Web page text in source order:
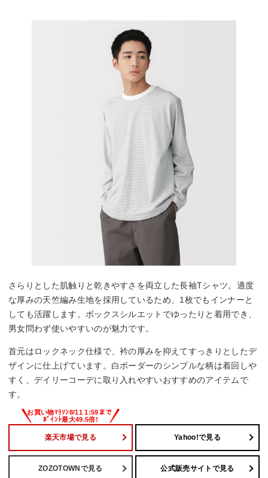
さらりとした肌触りと乾きやすさを両立した長袖Tシャツ。適度
な厚みの天竺編み生地を採用しているため、1枚でもインナーと
しても活躍します。ボックスシルエットでゆったりと着用でき、
男女問わず使いやすいのが魅力です。
首元はロックネック仕様で、衿の厚みを抑えてすっきりとしたデ
ザインに仕上げています。白ボーダーのシンプルな柄は着回しや
すく、デイリーコーデに取り入れやすいおすすめのアイテムで
す。
楽天市場で見る Yahoo!で見る
ZOZOTOWNで見る 公式販売サイトで見る